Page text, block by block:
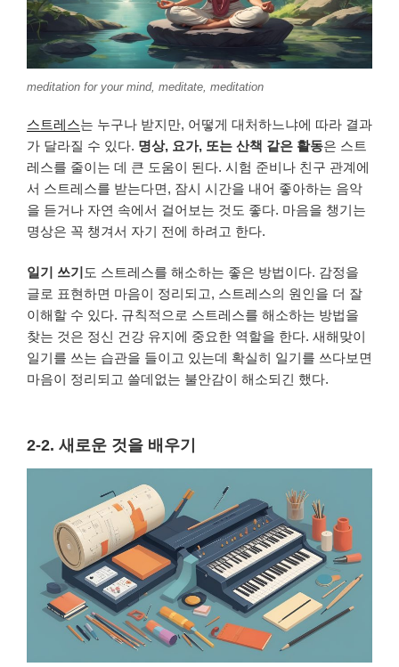
meditation for your mind, meditate, meditation
스트레스는 누구나 받지만, 어떻게 대처하느냐에 따라 결과
가 달라질 수 있다. 명상, 요가, 또는 산책 같은 활동은 스트
레스를 줄이는 데 큰 도움이 된다. 시험 준비나 친구 관계에
서 스트레스를 받는다면, 잠시 시간을 내어 좋아하는 음악
을 듣거나 자연 속에서 걸어보는 것도 좋다. 마음을 챙기는
명상은 꼭 챙겨서 자기 전에 하려고 한다.
일기 쓰기 도 스트레스를 해소하는 좋은 방법이다. 감정을
글로 표현하면 마음이 정리되고, 스트레스의 원인을 더 잘
이해할 수 있다. 규칙적으로 스트레스를 해소하는 방법을
찾는 것은 정신 건강 유지에 중요한 역할을 한다. 새해맞이
일기를 쓰는 습관을 들이고 있는데 확실히 일기를 쓰다보면
마음이 정리되고 쓸데없는 불안감이 해소되긴 했다.
2-2. 새로운 것을 배우기